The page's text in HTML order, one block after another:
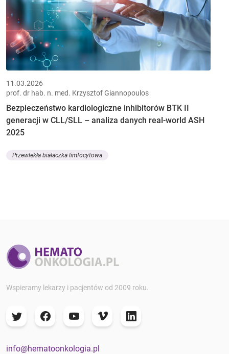
11.03.2026
prof. dr hab. n. med. Krzysztof Giannopoulos
Bezpieczeństwo kardiologiczne inhibitorów BTK II
generacji w CLL/SLL – analiza danych real-world ASH
2025
Przewlekła białaczka limfocytowa
Wspieramy lekarzy i pacjentów od 2009 roku.
info@hematoonkologia.pl